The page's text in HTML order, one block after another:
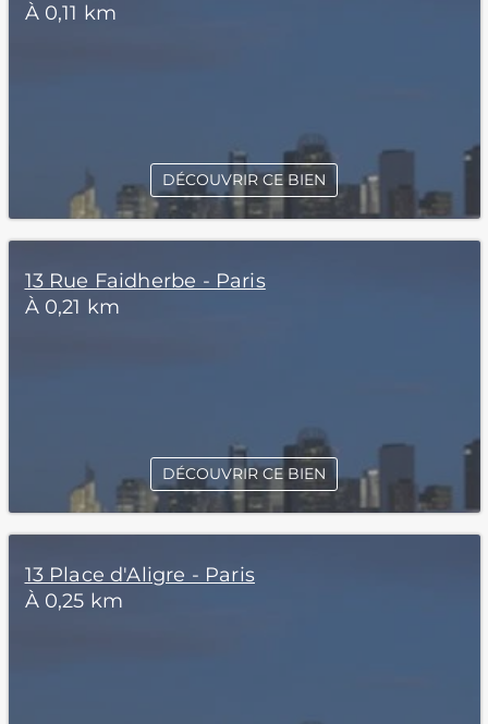
À 0,11 km
DÉCOUVRIR CE BIEN
13 Rue Faidherbe - Paris
À 0,21 km
DÉCOUVRIR CE BIEN
13 Place d'Aligre - Paris
À 0,25 km